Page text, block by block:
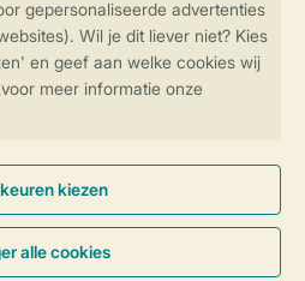
gegevens &
wijzigen